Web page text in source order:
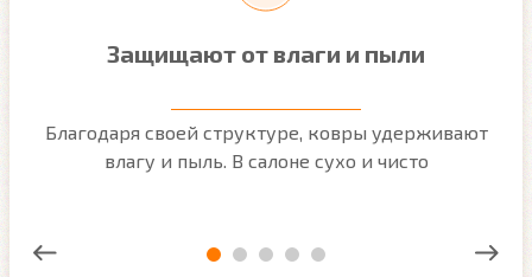
Защищают от влаги и пыли
Благодаря своей структуре, ковры удерживают
влагу и пыль. В салоне сухо и чисто